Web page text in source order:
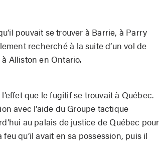
pouvait se trouver à Barrie, à Parry
recherché à la suite d’un vol de
Alliston en Ontario.
que le fugitif se trouvait à Québec.
avec l’aide du Groupe tactique
au palais de justice de Québec pour
qu’il avait en sa possession, puis il